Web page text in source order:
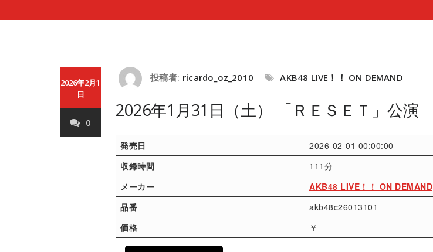
2026年2月1
日
0
投稿者: ricardo_oz_2010 AKB48 LIVE！！ ON DEMAND
2026年1月31日（土） 「ＲＥＳＥＴ」公演
発売日
2026-02-01 00:00:00
収録時間
111分
メーカー
AKB48 LIVE！！ ON DEMAND
品番
akb48c26013101
価格
￥-